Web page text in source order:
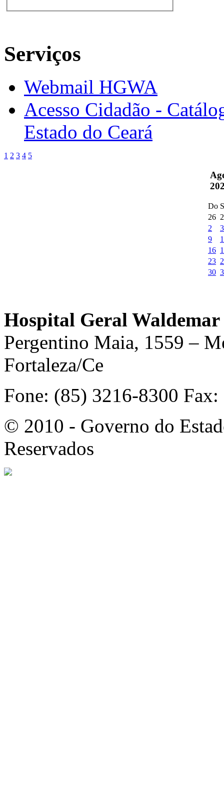
Serviços
Webmail HGWA
Acesso Cidadão -
Estado do Ceará
1 2 3 4 5
Do
26
2
3
9
16
23
30
Hospital Geral
Pergentino Maia, 1559 –
Fortaleza/Ce
Fone: (85) 3216-8300
© 2010 - Governo do
Reservados